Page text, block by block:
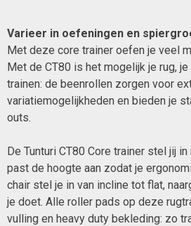
Varieer in oefeningen en
Met deze core trainer oefen je veel
Met de CT80 is het mogelijk je rug,
trainen: de beenrollen zorgen voor
variatiemogelijkheden en bieden je
outs.
De Tunturi CT80 Core trainer stel jij
past de hoogte aan zodat je
chair stel je in van incline tot flat,
je doet. Alle roller pads op deze
vulling en heavy duty bekleding: zo